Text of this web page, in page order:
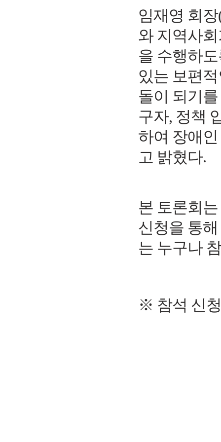
임재영 회장
와 지역사
을 수행하
있는 보편
돌이 되기
구자, 정책
하여 장애
고 밝혔다.
본 토론회
신청을 통
는 누구나
※ 참석 신